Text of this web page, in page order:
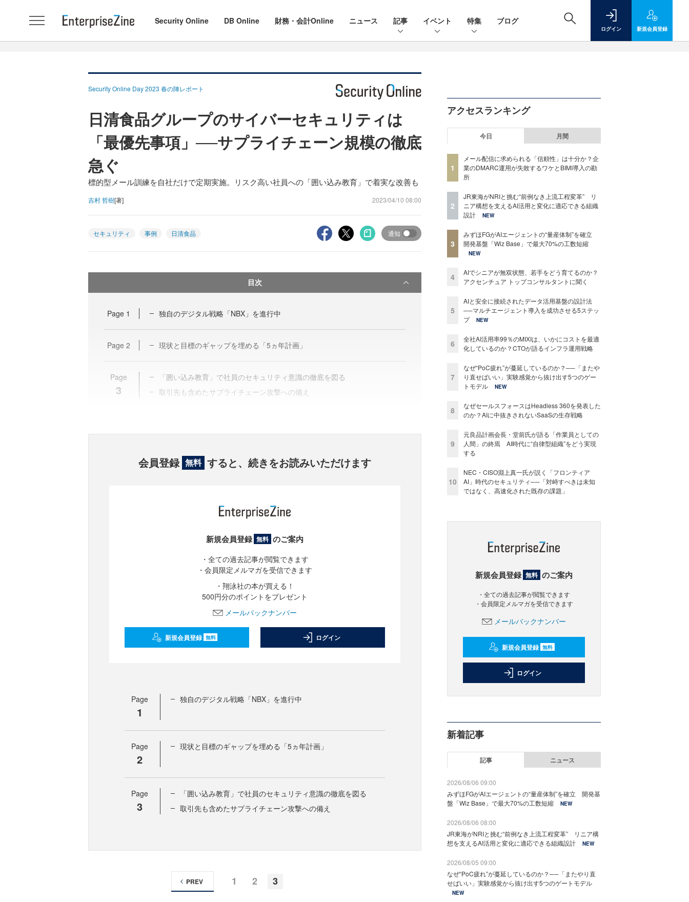
Security Online DB Online 財務・会計Online ニュース 記事 イベント 特集 ブログ
ログイン 新規会員登録
Security Online Day 2023 春の陣レポート
日清食品グループのサイバーセキュリティは
「最優先事項」──サプライチェーン規模の徹底
急ぐ
標的型メール訓練を自社だけで定期実施。リスク高い社員への「囲い込み教育」で着実な改善も
吉村 哲樹[著] 2023/04/10 08:00
セキュリティ 事例 日清食品 通知
目次
Page 1 独自のデジタル戦略「NBX」を進行中
Page 2 現状と目標のギャップを埋める「5ヵ年計画」
Page
3
「囲い込み教育」で社員のセキュリティ意識の徹底を図る
取引先も含めたサプライチェーン攻撃への備え
会員登録 無料 すると、続きをお読みいただけます
新規会員登録 無料 のご案内
・全ての過去記事が閲覧できます
・会員限定メルマガを受信できます
・翔泳社の本が買える！
500円分のポイントをプレゼント
メールバックナンバー
新規会員登録 無料 ログイン
Page
1
独自のデジタル戦略「NBX」を進行中
Page
2
現状と目標のギャップを埋める「5ヵ年計画」
Page
3
「囲い込み教育」で社員のセキュリティ意識の徹底を図る
取引先も含めたサプライチェーン攻撃への備え
1 2 3
PREV
アクセスランキング
今日 月間
1
メール配信に求められる「信頼性」は十分か？企
業のDMARC運用が失敗するワケとBIMI導入の勘
所
2
JR東海がNRIと挑む“前例なき上流工程変革” リ
ニア構想を支えるAI活用と変化に適応できる組織
設計
NEW
3
みずほFGがAIエージェントの“量産体制”を確立
開発基盤「Wiz Base」で最大70%の工数短縮
NEW
4
AIでシニアが無双状態、若手をどう育てるのか？
アクセンチュア トップコンサルタントに聞く
5
AIと安全に接続されたデータ活用基盤の設計法
──マルチエージェント導入を成功させる5ステッ
プ
NEW
6
全社AI活用率99％のMIXIは、いかにコストを最適
化しているのか？CTOが語るインフラ運用戦略
7
なぜ“PoC疲れ”が蔓延しているのか？──「またや
り直せばいい」実験感覚から抜け出す5つのゲー
トモデル
NEW
8
なぜセールスフォースはHeadless 360を発表した
のか？AIに中抜きされないSaaSの生存戦略
9
元良品計画会長・堂前氏が語る「作業員としての
人間」の終焉 AI時代に“自律型組織”をどう実現
する
10
NEC・CISO淵上真一氏が説く「フロンティア
AI」時代のセキュリティ──「対峙すべきは未知
ではなく、高速化された既存の課題」
新規会員登録 無料 のご案内
・全ての過去記事が閲覧できます
・会員限定メルマガを受信できます
メールバックナンバー
新規会員登録 無料
ログイン
新着記事
記事 ニュース
2026/08/06 09:00
みずほFGがAIエージェントの“量産体制”を確立 開発基
盤「Wiz Base」で最大70%の工数短縮
NEW
2026/08/06 08:00
JR東海がNRIと挑む“前例なき上流工程変革” リニア構
想を支えるAI活用と変化に適応できる組織設計
NEW
2026/08/05 09:00
なぜ“PoC疲れ”が蔓延しているのか？──「またやり直
せばいい」実験感覚から抜け出す5つのゲートモデル
NEW